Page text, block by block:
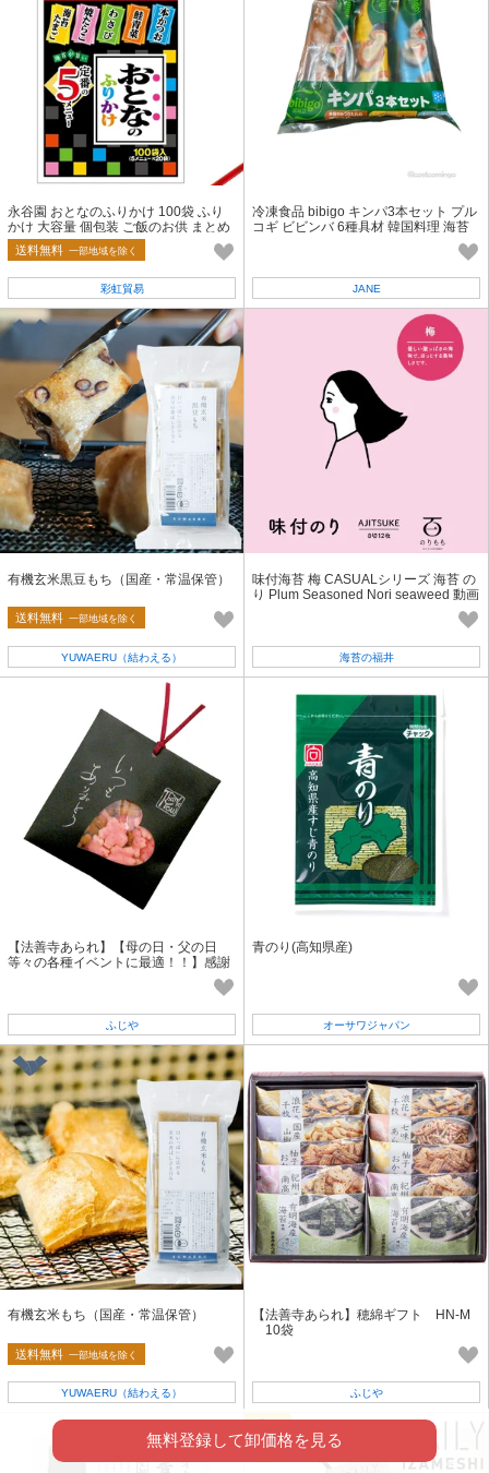
永谷園 おとなのふりかけ 100袋 ふり
かけ 大容量 個包装 ご飯のお供 まとめ
買い
送料無料 一部地域を除く
彩虹貿易
冷凍食品 bibigo キンパ3本セット プル
コギ ビビンバ 6種具材 韓国料理 海苔
JANE
有機玄米黒豆もち（国産・常温保管）
送料無料 一部地域を除く
YUWAERU（結わえる）
味付海苔 梅 CASUALシリーズ 海苔 の
り Plum Seasoned Nori seaweed 動画
海苔の福井
【法善寺あられ】【母の日・父の日
等々の各種イベントに最適！！】感謝
ふじや
青のり(高知県産)
オーサワジャパン
有機玄米もち（国産・常温保管）
送料無料 一部地域を除く
YUWAERU（結わえる）
【法善寺あられ】穂綿ギフト HN-M
10袋
ふじや
無料登録して卸価格を見る